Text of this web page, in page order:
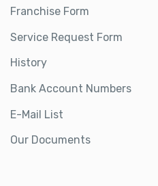
Franchise Form
Service Request Form
History
Bank Account Numbers
E-Mail List
Our Documents